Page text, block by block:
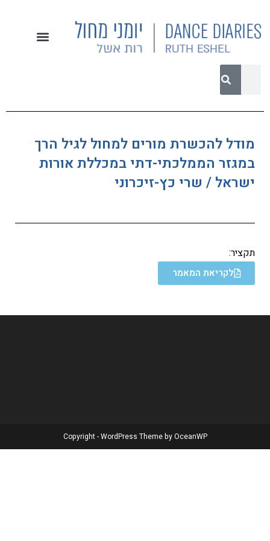
מודל להכשרת מורים למחול לגיל הרך
במגזר הממלכתי-דתי במכללת אורות
ישראל / שרי כץ-זיכרוני
תקציר:
לקריאת המאמר
Copyright - WordPress Theme by OceanWP